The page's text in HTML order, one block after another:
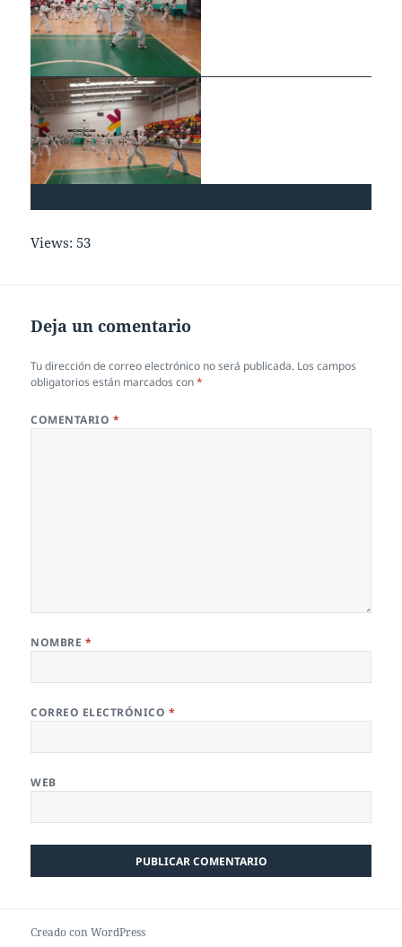
Views: 53
Deja un comentario
Tu dirección de correo electrónico no será publicada. Los campos
obligatorios están marcados con*
COMENTARIO *
NOMBRE *
CORREO ELECTRÓNICO *
WEB
Creado con WordPress